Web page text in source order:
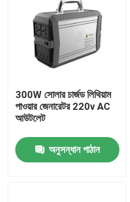
পণ্য
আমাদের সম্পর্কে
কারখানা ভ্রমণ
আমাদের সাথে যোগাযোগ করুন
300W সোলার চার্জড লিথিয়াম
পাওয়ার জেনারেটর 220v AC
আউটলেট
অনুসন্ধান পাঠান